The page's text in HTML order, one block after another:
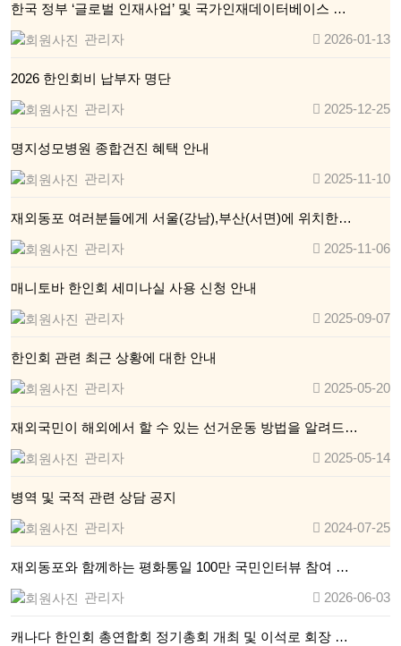
한국 정부 ‘글로벌 인재사업’ 및 국가인재데이터베이스 …
관리자
2026-01-13
2026 한인회비 납부자 명단
관리자
2025-12-25
명지성모병원 종합건진 혜택 안내
관리자
2025-11-10
재외동포 여러분들에게 서울(강남),부산(서면)에 위치한…
관리자
2025-11-06
매니토바 한인회 세미나실 사용 신청 안내
관리자
2025-09-07
한인회 관련 최근 상황에 대한 안내
관리자
2025-05-20
재외국민이 해외에서 할 수 있는 선거운동 방법을 알려드…
관리자
2025-05-14
병역 및 국적 관련 상담 공지
관리자
2024-07-25
재외동포와 함께하는 평화통일 100만 국민인터뷰 참여 …
관리자
2026-06-03
캐나다 한인회 총연합회 정기총회 개최 및 이석로 회장 …